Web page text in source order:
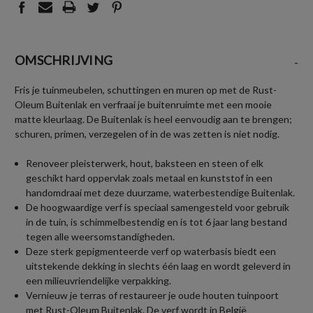
OMSCHRIJVING -
Fris je tuinmeubelen, schuttingen en muren op met de Rust-
Oleum Buitenlak en verfraai je buitenruimte met een mooie
matte kleurlaag. De Buitenlak is heel eenvoudig aan te brengen;
schuren, primen, verzegelen of in de was zetten is niet nodig.
Renoveer pleisterwerk, hout, baksteen en steen of elk
geschikt hard oppervlak zoals metaal en kunststof in een
handomdraai met deze duurzame, waterbestendige Buitenlak.
De hoogwaardige verf is speciaal samengesteld voor gebruik
in de tuin, is schimmelbestendig en is tot 6 jaar lang bestand
tegen alle weersomstandigheden.
Deze sterk gepigmenteerde verf op waterbasis biedt een
uitstekende dekking in slechts één laag en wordt geleverd in
een milieuvriendelijke verpakking.
Vernieuw je terras of restaureer je oude houten tuinpoort
met Rust-Oleum Buitenlak. De verf wordt in België